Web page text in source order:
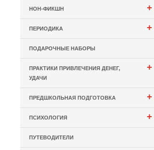
+
НОН-ФИКШН
+
ПЕРИОДИКА
ПОДАРОЧНЫЕ НАБОРЫ
+
ПРАКТИКИ ПРИВЛЕЧЕНИЯ ДЕНЕГ,
УДАЧИ
+
ПРЕДШКОЛЬНАЯ ПОДГОТОВКА
+
ПСИХОЛОГИЯ
ПУТЕВОДИТЕЛИ